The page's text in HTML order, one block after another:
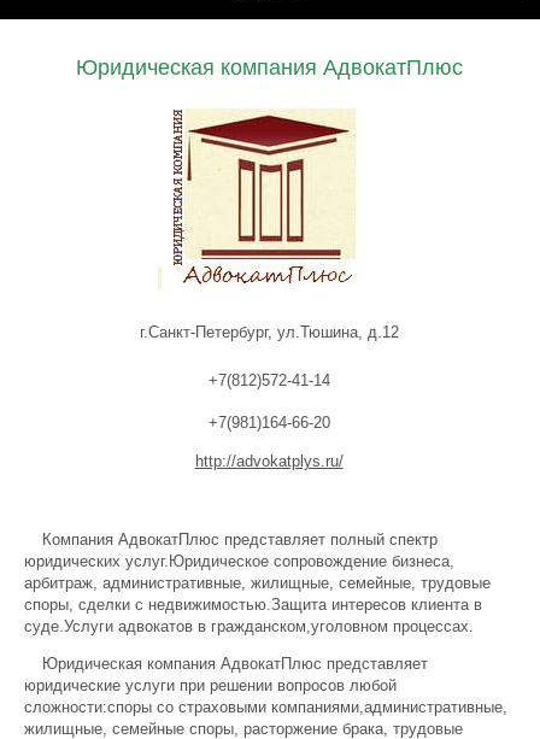
Юридическая компания АдвокатПлюс
г.Санкт-Петербург, ул.Тюшина, д.12
+7(812)572-41-14
+7(981)164-66-20
http://advokatplys.ru/
Компания АдвокатПлюс представляет полный спектр
юридических услуг.Юридическое сопровождение бизнеса,
арбитраж, административные, жилищные, семейные, трудовые
споры, сделки с недвижимостью.Защита интересов клиента в
суде.Услуги адвокатов в гражданском,уголовном процессах.
Юридическая компания АдвокатПлюс представляет
юридические услуги при решении вопросов любой
сложности:споры со страховыми компаниями,административные,
жилищные, семейные споры, расторжение брака, трудовые